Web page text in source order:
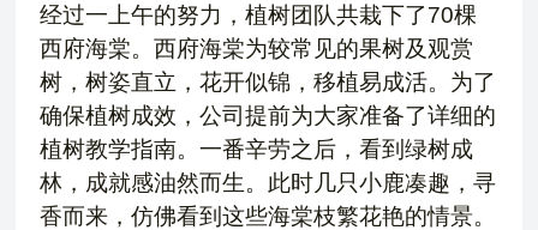
经过一上午的努力，植树团队共栽下了70棵
西府海棠。西府海棠为较常见的果树及观赏
树，树姿直立，花开似锦，移植易成活。为了
确保植树成效，公司提前为大家准备了详细的
植树教学指南。一番辛劳之后，看到绿树成
林，成就感油然而生。此时几只小鹿凑趣，寻
香而来，仿佛看到这些海棠枝繁花艳的情景。